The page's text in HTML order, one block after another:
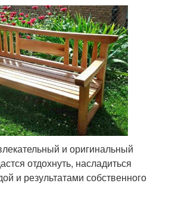
и оригинальный
отдохнуть, насладиться
и результатами собственного